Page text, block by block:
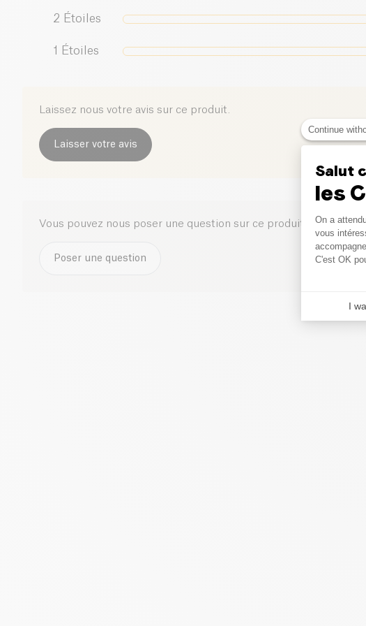
2 Étoiles
1 Étoiles
Laissez nous votre avis sur ce produit.
Laisser votre avis
Vous pouvez nous poser une question sur ce produit ici
Poser une question
Continue
Salut
les
On a
vous
C'est OK
I